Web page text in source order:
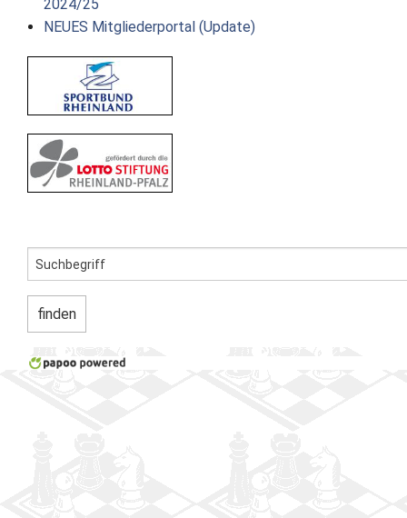
2024/25
NEUES Mitgliederportal (Update)